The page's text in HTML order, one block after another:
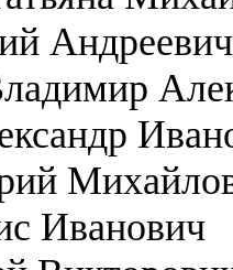
Андреевич
Иванович